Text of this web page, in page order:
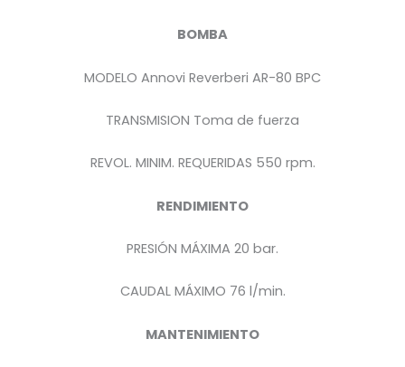
BOMBA
MODELO Annovi Reverberi AR-80 BPC
TRANSMISION Toma de fuerza
REVOL. MINIM. REQUERIDAS 550 rpm.
RENDIMIENTO
PRESIÓN MÁXIMA 20 bar.
CAUDAL MÁXIMO 76 l/min.
MANTENIMIENTO